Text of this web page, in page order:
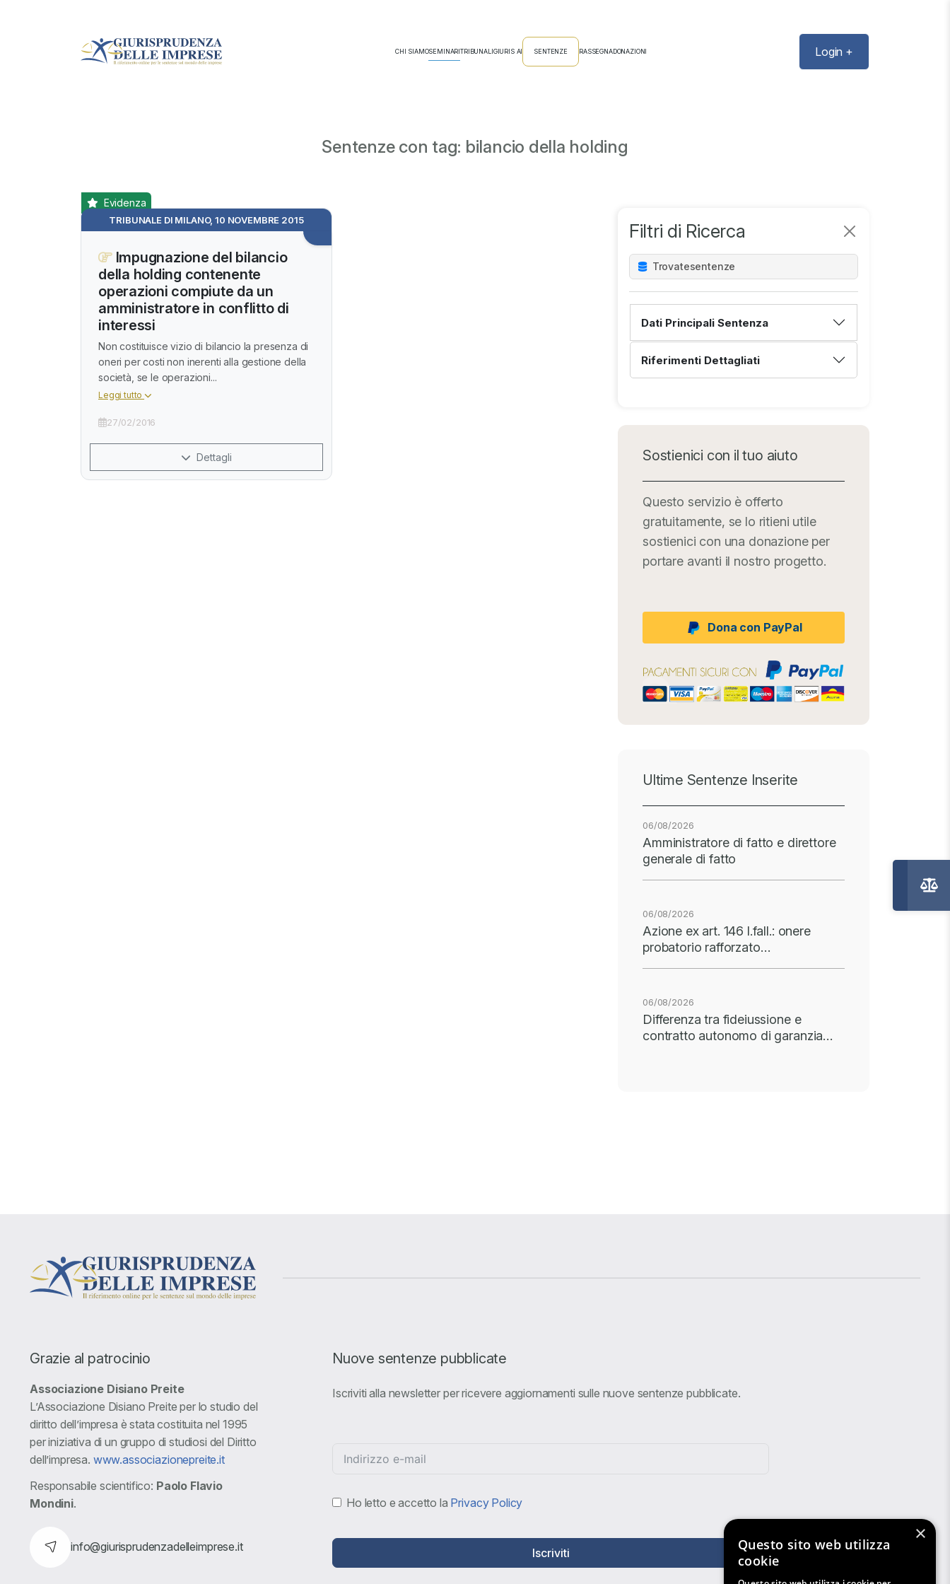
CHI SIAMOSEMINARITRIBUNALIGIURIS AI SENTENZE RASSEGNADONAZIONI Login +
Sentenze con tag: bilancio della holding
Filtri di Ricerca
Trovatesentenze
Dati Principali Sentenza
Riferimenti Dettagliati
Sostienici con il tuo aiuto
Questo servizio è offerto
gratuitamente, se lo ritieni utile
sostienici con una donazione per
portare avanti il nostro progetto.
Dona con PayPal
Ultime Sentenze Inserite
06/08/2026
Amministratore di fatto e direttore
generale di fatto
06/08/2026
Azione ex art. 146 l.fall.: onere
probatorio rafforzato…
06/08/2026
Differenza tra fideiussione e
contratto autonomo di garanzia…
TRIBUNALE DI MILANO, 10 NOVEMBRE 2015
Evidenza
Impugnazione del bilancio
della holding contenente
operazioni compiute da un
amministratore in conflitto di
interessi
Non costituisce vizio di bilancio la presenza di
oneri per costi non inerenti alla gestione della
società, se le operazioni...
Leggi tutto
27/02/2016
Dettagli
Grazie al patrocinio
Associazione Disiano Preite
L’Associazione Disiano Preite per lo studio del
diritto dell’impresa è stata costituita nel 1995
per iniziativa di un gruppo di studiosi del Diritto
dell’impresa. www.associazionepreite.it
Responsabile scientifico: Paolo Flavio
Mondini.
info@giurisprudenzadelleimprese.it
Nuove sentenze pubblicate
Iscriviti alla newsletter per ricevere aggiornamenti sulle nuove sentenze pubblicate.
Ho letto e accetto la Privacy Policy
Iscriviti
×
Questo sito web utilizza
cookie